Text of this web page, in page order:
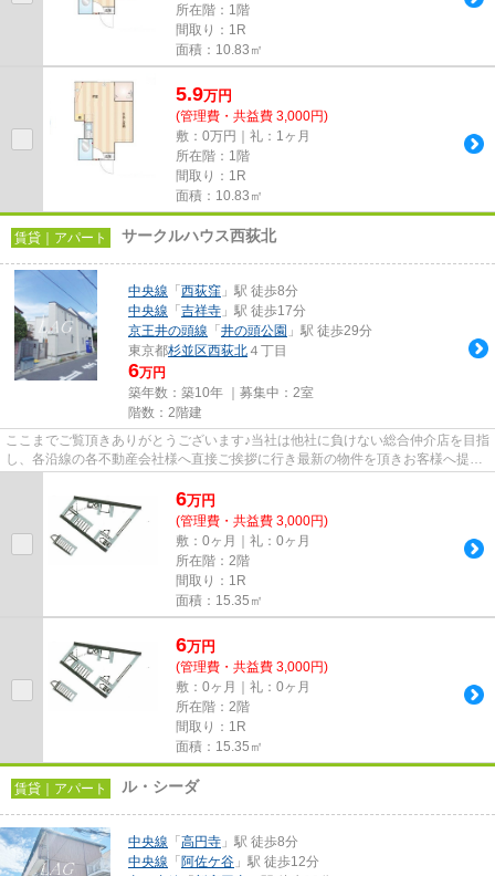
所在階：1階
間取り：1R
面積：10.83㎡
5.9万円
(管理費・共益費 3,000円)
敷：0万円｜礼：1ヶ月
所在階：1階
間取り：1R
面積：10.83㎡
賃貸｜アパート サークルハウス西荻北
中央線 「 西荻窪 」駅 徒歩8分
中央線 「 吉祥寺 」駅 徒歩17分
京王井の頭線 「 井の頭公園 」駅 徒歩29分
東京都杉並区西荻北 ４丁目
6万円
築年数：築10年 ｜募集中： 2室
階数：2階建
ここまでご覧頂きありがとうございます♪当社は他社に負けない総合仲介店を目指
し、各沿線の各不動産会社様へ直接ご挨拶に行き最新の物件を頂きお客様へ提供
6万円
(管理費・共益費 3,000円)
敷：0ヶ月｜礼：0ヶ月
所在階：2階
間取り：1R
面積：15.35㎡
6万円
(管理費・共益費 3,000円)
敷：0ヶ月｜礼：0ヶ月
所在階：2階
間取り：1R
面積：15.35㎡
賃貸｜アパート ル・シーダ
中央線 「 高円寺 」駅 徒歩8分
中央線 「 阿佐ケ谷 」駅 徒歩12分